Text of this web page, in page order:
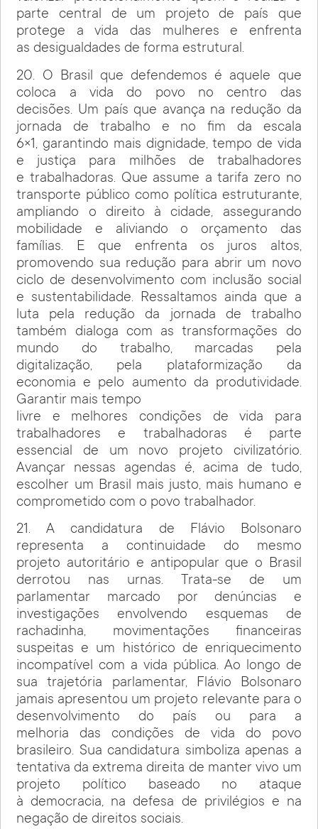
parte central de um projeto de país que
protege a vida das mulheres e enfrenta
as desigualdades de forma estrutural.
20. O Brasil que defendemos é aquele que
coloca a vida do povo no centro das
decisões. Um país que avança na redução da
jornada de trabalho e no fim da escala
6×1, garantindo mais dignidade, tempo de vida
e justiça para milhões de trabalhadores
e trabalhadoras. Que assume a tarifa zero no
transporte público como política estruturante,
ampliando o direito à cidade, assegurando
mobilidade e aliviando o orçamento das
famílias. E que enfrenta os juros altos,
promovendo sua redução para abrir um novo
ciclo de desenvolvimento com inclusão social
e sustentabilidade. Ressaltamos ainda que a
luta pela redução da jornada de trabalho
também dialoga com as transformações do
mundo do trabalho, marcadas pela
digitalização, pela plataformização da
economia e pelo aumento da produtividade.
Garantir mais tempo
livre e melhores condições de vida para
trabalhadores e trabalhadoras é parte
essencial de um novo projeto civilizatório.
Avançar nessas agendas é, acima de tudo,
escolher um Brasil mais justo, mais humano e
comprometido com o povo trabalhador.
21. A candidatura de Flávio Bolsonaro
representa a continuidade do mesmo
projeto autoritário e antipopular que o Brasil
derrotou nas urnas. Trata-se de um
parlamentar marcado por denúncias e
investigações envolvendo esquemas de
rachadinha, movimentações financeiras
suspeitas e um histórico de enriquecimento
incompatível com a vida pública. Ao longo de
sua trajetória parlamentar, Flávio Bolsonaro
jamais apresentou um projeto relevante para o
desenvolvimento do país ou para a
melhoria das condições de vida do povo
brasileiro. Sua candidatura simboliza apenas a
tentativa da extrema direita de manter vivo um
projeto político baseado no ataque
à democracia, na defesa de privilégios e na
negação de direitos sociais.